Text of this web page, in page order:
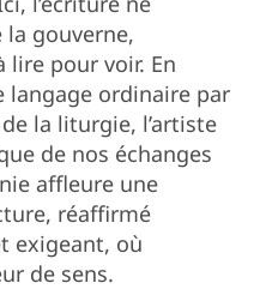
la gouverne,
pour voir. En
langage ordinaire par
la liturgie, l’artiste
de nos échanges
affleure une
réaffirmé
exigeant, où
de sens.